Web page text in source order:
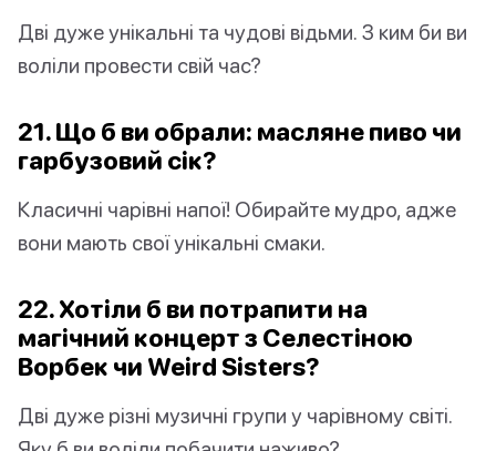
Дві дуже унікальні та чудові відьми. З ким би ви
воліли провести свій час?
21. Що б ви обрали: масляне пиво чи
гарбузовий сік?
Класичні чарівні напої! Обирайте мудро, адже
вони мають свої унікальні смаки.
22. Хотіли б ви потрапити на
магічний концерт з Селестіною
Ворбек чи Weird Sisters?
Дві дуже різні музичні групи у чарівному світі.